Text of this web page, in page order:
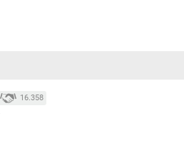
16.358